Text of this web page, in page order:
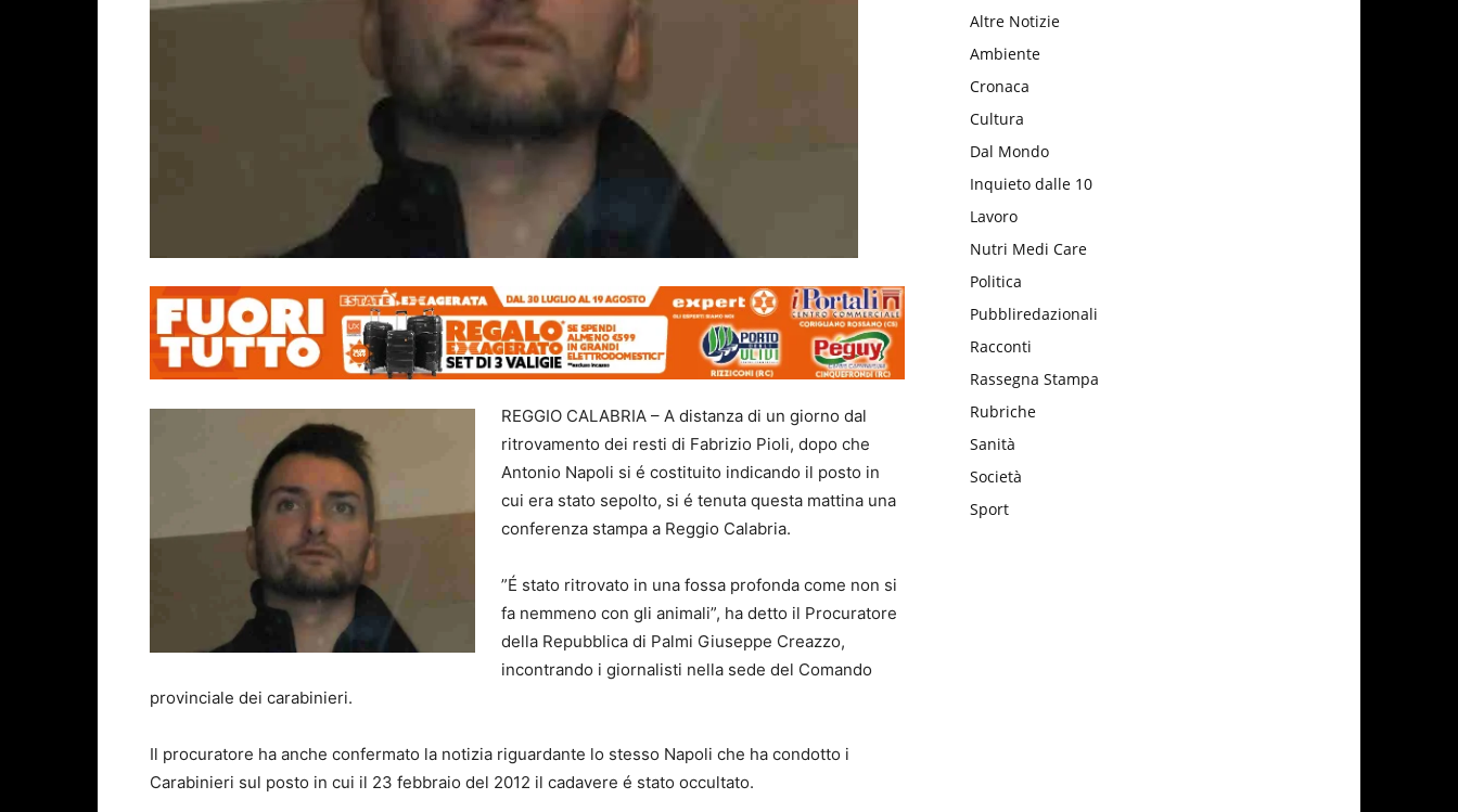
REGGIO CALABRIA – A distanza di un giorno dal
ritrovamento dei resti di Fabrizio Pioli, dopo che
Antonio Napoli si é costituito indicando il posto in
cui era stato sepolto, si é tenuta questa mattina una
conferenza stampa a Reggio Calabria.
”É stato ritrovato in una fossa profonda come non si
fa nemmeno con gli animali”, ha detto il Procuratore
della Repubblica di Palmi Giuseppe Creazzo,
incontrando i giornalisti nella sede del Comando
provinciale dei carabinieri.
Il procuratore ha anche confermato la notizia riguardante lo stesso Napoli che ha condotto i
Carabinieri sul posto in cui il 23 febbraio del 2012 il cadavere é stato occultato.
Altre Notizie
Ambiente
Cronaca
Cultura
Dal Mondo
Inquieto dalle 10
Lavoro
Nutri Medi Care
Politica
Pubbliredazionali
Racconti
Rassegna Stampa
Rubriche
Sanità
Società
Sport